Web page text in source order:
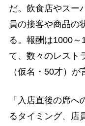
だ。飲食店やスー
員の接客や商品の
る。報酬は1000～
て、数々のレスト
（仮名・50才）が
「入店直後の席
るタイミング、店